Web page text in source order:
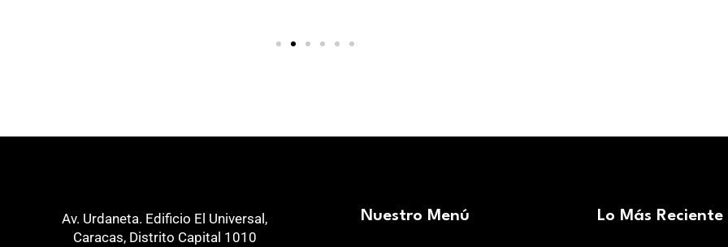
Av. Urdaneta. Edificio El Universal,
Caracas, Distrito Capital 1010
Nuestro Menú Lo Más Reciente